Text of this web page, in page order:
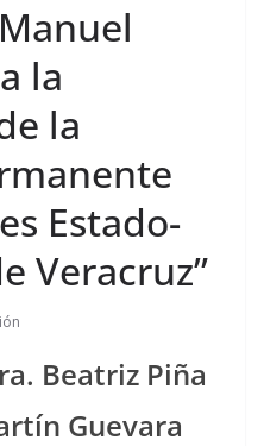
la
la
Estado-
Veracruz”
Beatriz Piña
Guevara